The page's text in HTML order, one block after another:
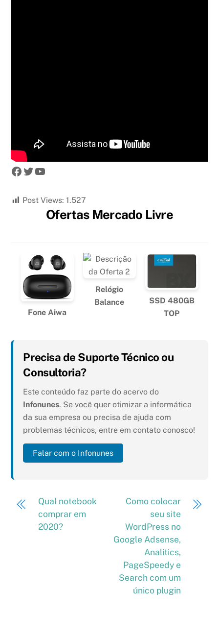
Facebook
Twitter
Youtube
Post Views: 1.527
Ofertas Mercado Livre
Fone Aiwa
Relógio
Balance
SSD 480GB
TOP
Precisa de Suporte Técnico ou
Consultoria?
Este conteúdo faz parte do acervo do
Infonunes. Se você quer otimizar a informática
da sua empresa ou precisa de ajuda com
problemas técnicos, entre em contato conosco!
Falar com o Infonunes
Qual notebook
comprar em
2020?
Como colocar
seu site
WordPress no
Google Adsense,
Analitics,
PageSpeedy e
Search com um
único plugin